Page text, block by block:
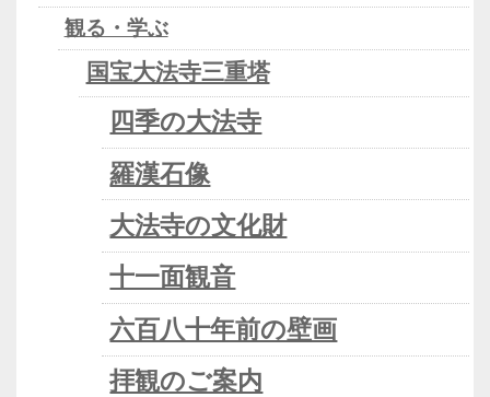
観る・学ぶ
国宝大法寺三重塔
四季の大法寺
羅漢石像
大法寺の文化財
十一面観音
六百八十年前の壁画
拝観のご案内